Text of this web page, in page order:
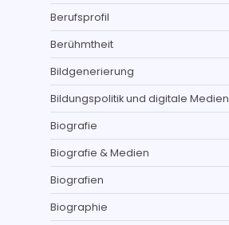
Berufsprofil
Berühmtheit
Bildgenerierung
Bildungspolitik und digitale Medien
Biografie
Biografie & Medien
Biografien
Biographie